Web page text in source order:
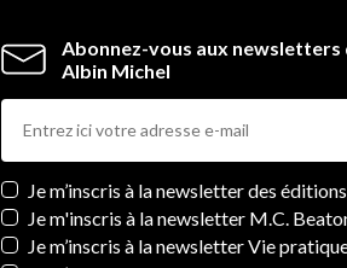
Abonnez-vous aux newsletters
Albin Michel
Newsletters
Je m’inscris à la newsletter des
Je m'inscris à la newsletter M.C.
Je m’inscris à la newsletter Vie